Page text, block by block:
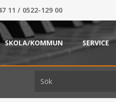
11 / 0522-129 00
SKOLA/KOMMUN SERVICE